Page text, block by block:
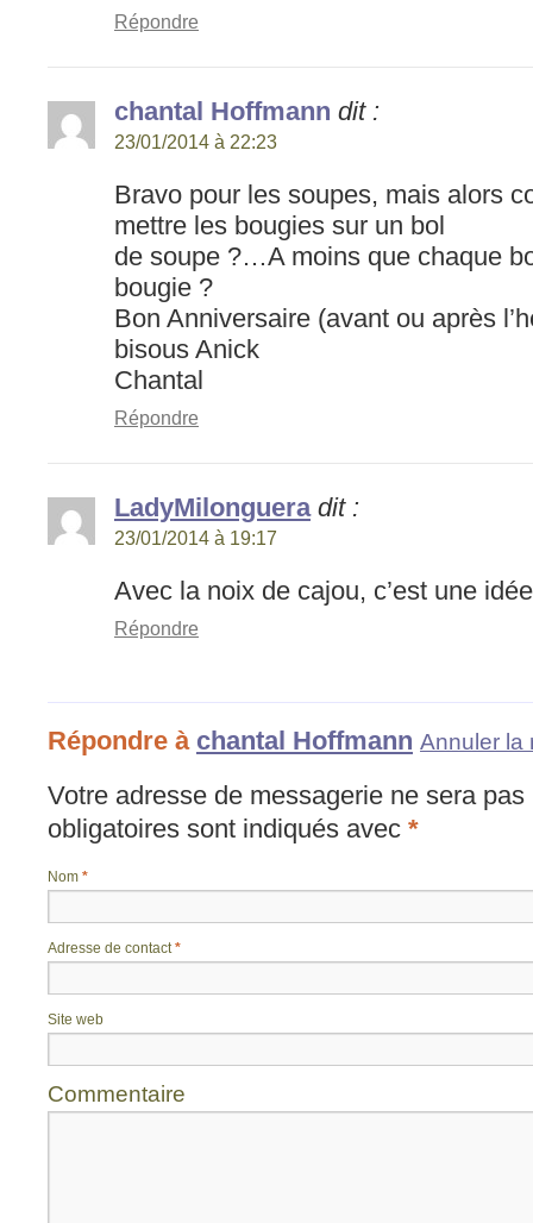
Répondre
chantal Hoffmann dit :
23/01/2014 à 22:23
Bravo pour les soupes, mais alors
mettre les bougies sur un bol
de soupe ?…A moins que chaque
bougie ?
Bon Anniversaire (avant ou après
bisous Anick
Chantal
Répondre
LadyMilonguera dit :
23/01/2014 à 19:17
Avec la noix de cajou, c’est une
Répondre
Répondre à chantal Hoffmann Annuler la
Votre adresse de messagerie ne sera pas
obligatoires sont indiqués avec *
Nom *
Adresse de contact *
Site web
Commentaire